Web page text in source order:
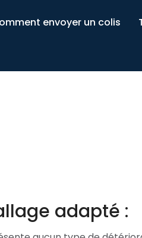
envoyer un colis
adapté :